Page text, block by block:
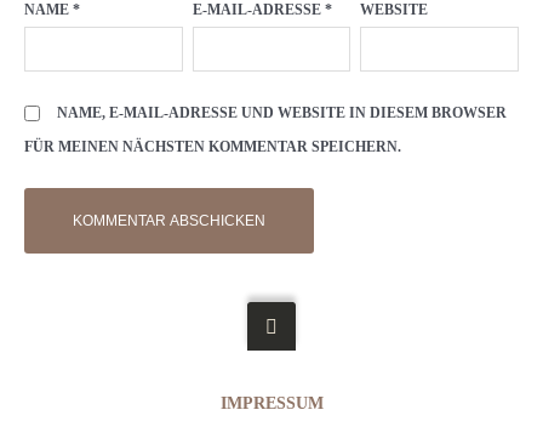
NAME * E-MAIL-ADRESSE * WEBSITE
NAME, E-MAIL-ADRESSE UND WEBSITE IN DIESEM BROWSER
FÜR MEINEN NÄCHSTEN KOMMENTAR SPEICHERN.
IMPRESSUM